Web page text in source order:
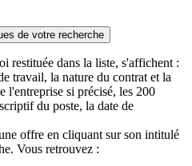
de votre recherche
restituée dans la liste, s'affichent :
travail, la nature du contrat et la
l'entreprise si précisé, les 200
du poste, la date de
offre en cliquant sur son intitulé
Vous retrouvez :